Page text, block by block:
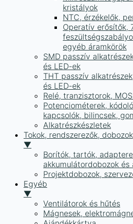
kristályok
NTC, érzékelők,
Operatív erősítők,
egyéb áramkörök
SMD passzív
és LED-ek
THT passzív
és LED-ek
Relé, tranzisztorok,
Potenciométerek,
kapcsolók, bilincsek,
Alkatrészkészletek
Tokok, rendszerezők,
▼
Borítók, tartók,
akkumulátordobozok és
Projektdobozok,
Egyéb
▼
Ventilátorok és hűtés
Mágnesek,